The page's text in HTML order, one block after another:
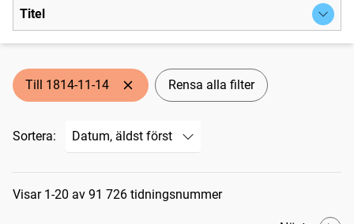
Titel
Till 1814-11-14 Rensa alla filter
Sortera:
Sökresultat
Visar 1-20 av 91 726 tidningsnummer